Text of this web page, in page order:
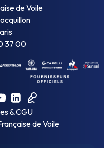
de Voile
37 00
& CGU
de Voile